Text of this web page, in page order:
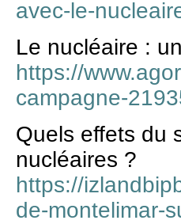
avec-le-
Le nucléaire :
https://
campagne-
Quels effets du
nucléaires ?
https://
de-montelimar-